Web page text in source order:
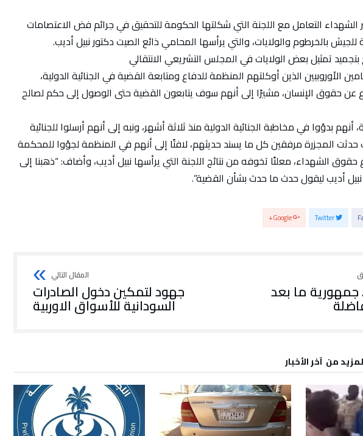
التعامل مع اللجنة التي شكلتها الحكومة للتحقيق في جرائم فض الاعتصامات
للجيش بالخرطوم والولايات، والتي يرأسها المحامي ذائع الصيت دكتور نبيل أديب.
تمثيل بعض الولايات في المجلس التشريعي الانتقالي
الأوروبيين الذين أوكلتهم المنظمة للدفاع ومتابعة القضية في الجنائية الدولية،
عن حقوق الإنسان، مشيرًا إلى أنهم سوف يتابعون القضية حتى الوصول إلى حكم لصالح
بدؤوا في مخاطبة الجنائية الدولية منذ ثلاثة أشهر، ونبه إلى أنهم أرسلوا للجنائية
المجزرة مرفقين كل ما يسند حديثهم، لافتًا إلى أنهم في المنظمة لجؤوا للمحكمة
حقوق الشهداء، معلنًا تخوفه من نتائج اللجنة التي يرأسها نبيل أديب، وأضاف: “ذهبنا إلى
نبيل أديب ليقول حدث ما حدث بشأن القضية”.
Twitter
Google+
جمهورية ما بعد جهود لتمكين دخول الصادرات
السودانية للأسواق الاوربية
من ‬ آخر الأخبار